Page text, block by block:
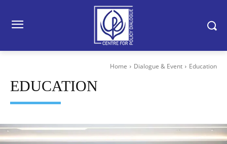
Home Dialogue & Event Education
EDUCATION